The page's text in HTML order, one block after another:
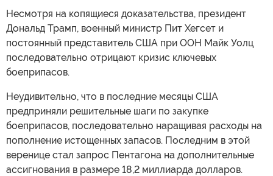
Несмотря на копящиеся доказательства, президент
Дональд Трамп, военный министр Пит Хегсет и
постоянный представитель США при ООН Майк Уолц
последовательно отрицают кризис ключевых
боеприпасов.
Неудивительно, что в последние месяцы США
предприняли решительные шаги по закупке
боеприпасов, последовательно наращивая расходы на
пополнение истощенных запасов. Последним в этой
веренице стал запрос Пентагона на дополнительные
ассигнования в размере 18,2 миллиарда долларов.